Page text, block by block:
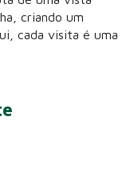
criando um
cada visita é uma